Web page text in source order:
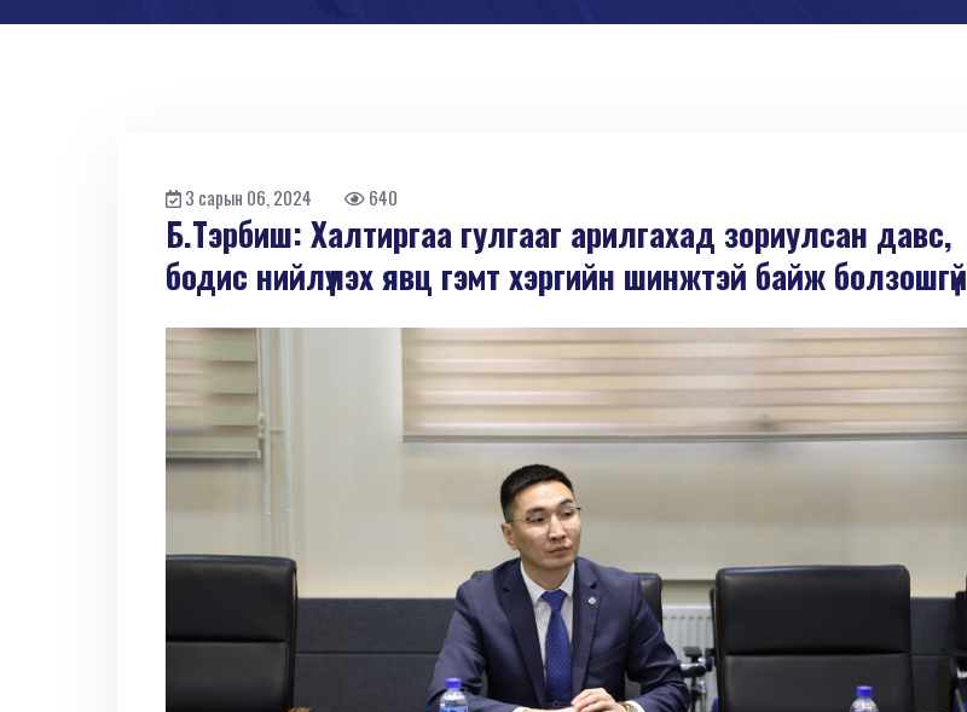
3 сарын 06, 2024 640
Б.Тэрбиш: Халтиргаа гулгааг арилгахад зориулсан давс,
бодис нийлүүлэх явц гэмт хэргийн шинжтэй байж болзошгүй